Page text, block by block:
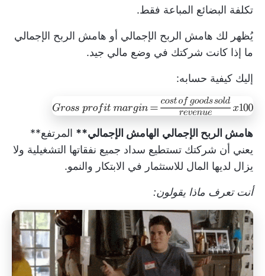
تكلفة البضائع المباعة فقط.
يُظهر لك هامش الربح الإجمالي أو هامش الربح الإجمالي
ما إذا كانت شركتك في وضع مالي جيد.
إليك كيفية حسابه:
هامش الربح الإجمالي الهامش الإجمالي** المرتفع**
يعني أن شركتك تستطيع سداد جميع نفقاتها التشغيلية ولا
يزال لديها المال للاستثمار في الابتكار والنمو.
أنت تعرف ماذا يقولون: